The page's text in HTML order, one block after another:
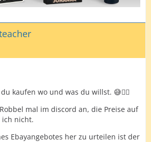
kaufen wo und was du willst. 😅🤷‍♂️
mal im discord an, die Preise auf
ich nicht.
Ebayangebotes her zu urteilen ist der